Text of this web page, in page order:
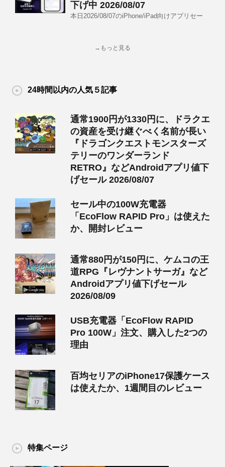
下げ中 2026/08/07
本日2026/08/07のiPhone/iPad向けアプリセー
→もっと見る
24時間以内の人気５記事
通常1900円が1330円に、ドラクエ
の資産を受け継ぐべく名前が長い
『ドラゴンクエストモンスターズ
テリーのワンダーランド
RETRO』などAndroidアプリ値下
げセール 2026/08/07
セール中の100W充電器
「EcoFlow RAPID Pro」は使えた
か、開封レビュー
通常880円が150円に、ケムコの王
道RPG『レヴナントサーガ』など
Androidアプリ値下げセール
2026/08/09
USB充電器「EcoFlow RAPID
Pro 100W」注文、購入した2つの
理由
百均セリアのiPhone17保護ケース
は使えたか、1週間目のレビュー
特集ページ